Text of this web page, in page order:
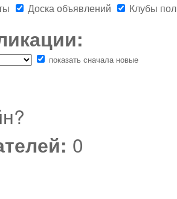
Доска объявлений Клубы
показать сначала новые
0